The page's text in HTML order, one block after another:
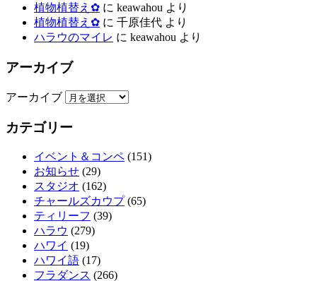
植物植替え✿ に keawahou より
植物植替え✿ に 千原佳代 より
ハラウのマイレ に keawahou より
アーカイブ
アーカイブ
カテゴリー
イベント＆コンペ (151)
お知らせ (29)
スタジオ (162)
チャールズカウプ(65)
ティリーフ (39)
ハラウ (279)
ハワイ (19)
ハワイ語 (17)
フラダンス (266)